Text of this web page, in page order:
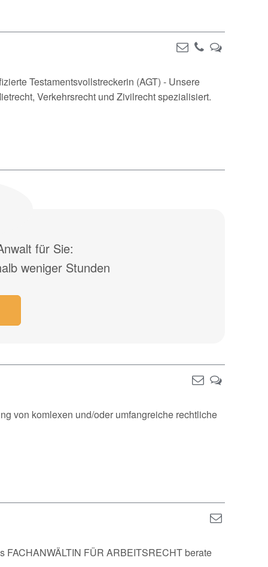
Testamentsvollstreckerin (AGT) - Unsere
Verkehrsrecht und Zivilrecht spezialisiert.
für Sie:
weniger Stunden
von komlexen und/oder umfangreiche rechtliche
FACHANWÄLTIN FÜR ARBEITSRECHT berate